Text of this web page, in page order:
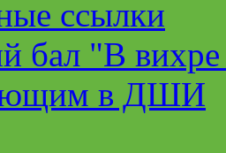
ссылки
бал "В вихре
в ДШИ